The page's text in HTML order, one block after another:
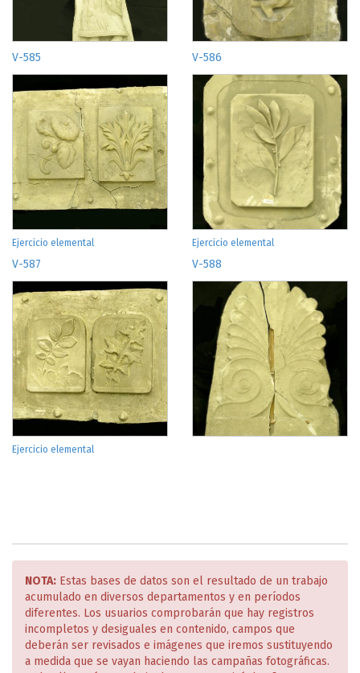
V-585
Ejercicio elemental
V-586
Ejercicio elemental
V-587
Ejercicio elemental
V-588
NOTA: Estas bases de datos son el resultado de un trabajo
acumulado en diversos departamentos y en períodos
diferentes. Los usuarios comprobarán que hay registros
incompletos y desiguales en contenido, campos que
deberán ser revisados e imágenes que iremos sustituyendo
a medida que se vayan haciendo las campañas fotográficas.